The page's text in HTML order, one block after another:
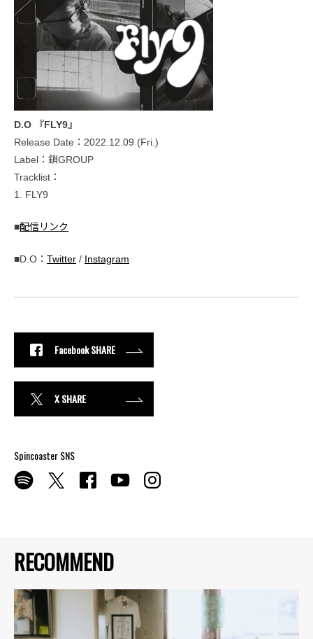
RECOMMEND
D.O 『FLY9』
Release Date：2022.12.09 (Fri.)
Label：鎖GROUP
Tracklist：
1. FLY9
■配信リンク
■D.O： Twitter / Instagram
Facebook SHARE
X SHARE
Spincoaster SNS